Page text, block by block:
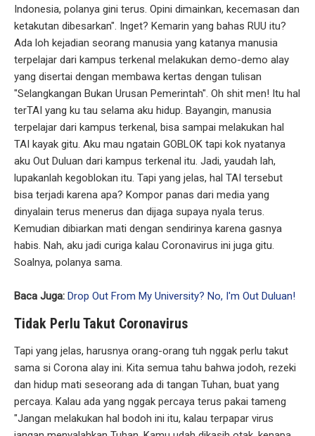
Indonesia, polanya gini terus. Opini dimainkan, kecemasan dan
ketakutan dibesarkan". Inget? Kemarin yang bahas RUU itu?
Ada loh kejadian seorang manusia yang katanya manusia
terpelajar dari kampus terkenal melakukan demo-demo alay
yang disertai dengan membawa kertas dengan tulisan
"Selangkangan Bukan Urusan Pemerintah". Oh shit men! Itu hal
terTAI yang ku tau selama aku hidup. Bayangin, manusia
terpelajar dari kampus terkenal, bisa sampai melakukan hal
TAI kayak gitu. Aku mau ngatain GOBLOK tapi kok nyatanya
aku Out Duluan dari kampus terkenal itu. Jadi, yaudah lah,
lupakanlah kegoblokan itu. Tapi yang jelas, hal TAI tersebut
bisa terjadi karena apa? Kompor panas dari media yang
dinyalain terus menerus dan dijaga supaya nyala terus.
Kemudian dibiarkan mati dengan sendirinya karena gasnya
habis. Nah, aku jadi curiga kalau Coronavirus ini juga gitu.
Soalnya, polanya sama.
Baca Juga: Drop Out From My University? No, I'm Out Duluan!
Tidak Perlu Takut Coronavirus
Tapi yang jelas, harusnya orang-orang tuh nggak perlu takut
sama si Corona alay ini. Kita semua tahu bahwa jodoh, rezeki
dan hidup mati seseorang ada di tangan Tuhan, buat yang
percaya. Kalau ada yang nggak percaya terus pakai tameng
"Jangan melakukan hal bodoh ini itu, kalau terpapar virus